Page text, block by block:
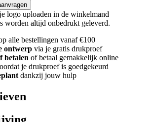
logo uploaden in de winkelmand
worden altijd onbedrukt geleverd.
alle bestellingen vanaf €100
ontwerp via je gratis drukproef
betalen of betaal gemakkelijk online
je drukproef is goedgekeurd
dankzij jouw hulp